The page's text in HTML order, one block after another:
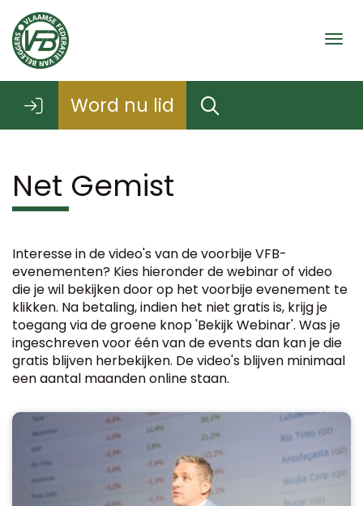
Word nu lid
Net Gemist
Interesse in de video's van de voorbije VFB-
evenementen? Kies hieronder de webinar of video
die je wil bekijken door op het voorbije evenement te
klikken. Na betaling, indien het niet gratis is, krijg je
toegang via de groene knop 'Bekijk Webinar'. Was je
ingeschreven voor één van de events dan kan je die
gratis blijven herbekijken. De video's blijven minimaal
een aantal maanden online staan.